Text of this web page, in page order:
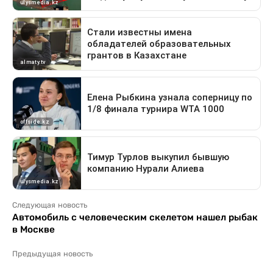
Следующая новость
Автомобиль с человеческим скелетом нашел рыбак
в Москве
Предыдущая новость